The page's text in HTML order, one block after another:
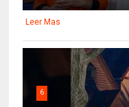
Leer Mas
6